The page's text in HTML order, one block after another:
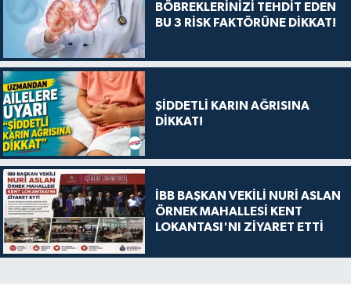
BÖBREKLERİNİZİ TEHDİT EDEN
BU 3 RİSK FAKTÖRÜNE DİKKAT!
ŞİDDETLİ KARIN AĞRISINA
DİKKAT!
İBB BAŞKAN VEKİLİ NURİ ASLAN
ÖRNEK MAHALLESİ KENT
LOKANTASI'NI ZİYARET ETTİ